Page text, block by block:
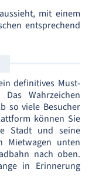
mit einem
entsprechend
definitives Must-
Wahrzeichen
so viele Besucher
können Sie
Stadt und seine
Mietwagen unten
nach oben.
in Erinnerung